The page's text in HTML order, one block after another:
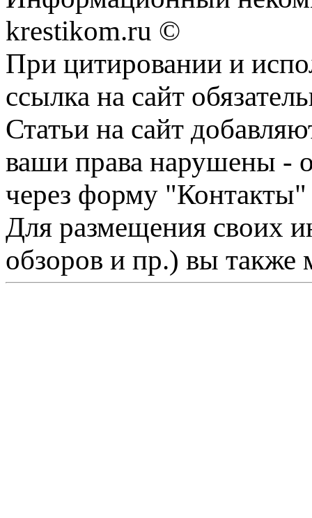
krestikom.ru ©
При цитировании и
ссылка на сайт
Статьи на сайт
ваши права нарушены -
через форму "Контакты"
Для размещения своих
обзоров и пр.) вы также